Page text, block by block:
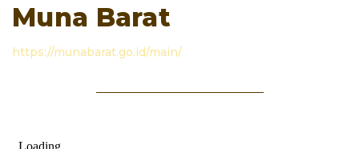
Muna Barat
https://munabarat.go.id/main/